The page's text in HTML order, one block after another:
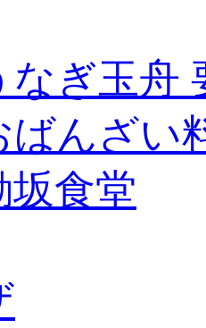
なぎ玉舟
ばんざい
坂食堂